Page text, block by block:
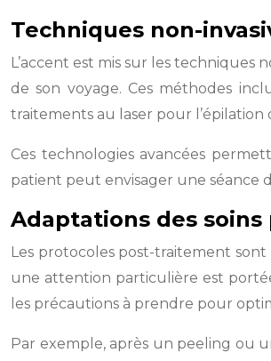
Techniques non-
L’accent est mis sur les techniques
de son voyage. Ces méthodes
traitements au laser pour
Ces technologies avancées
patient peut envisager une séance
Adaptations des
Les protocoles post-traitement
une attention particulière est
les précautions à prendre pour
Par exemple, après un peeling ou